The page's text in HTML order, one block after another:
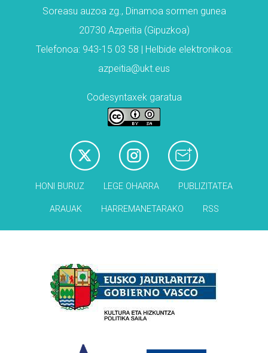
Soreasu auzoa zg., Dinamoa sormen gunea
20730 Azpeitia (Gipuzkoa)
Telefonoa: 943-15 03 58 | Helbide elektronikoa:
azpeitia@ukt.eus
Codesyntaxek garatua
HONI BURUZ LEGE OHARRA PUBLIZITATEA
ARAUAK HARREMANETARAKO RSS